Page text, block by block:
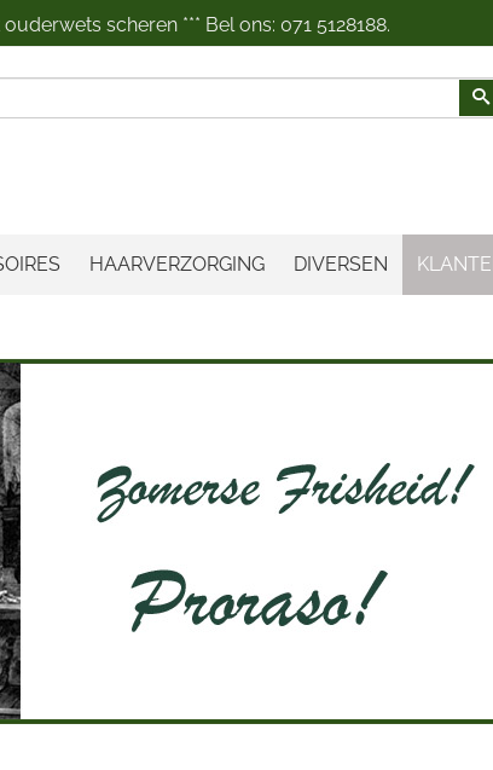
scheren *** Bel ons: 071 5128188.
HAARVERZORGING DIVERSEN